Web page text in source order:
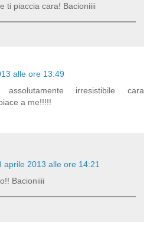
ti piaccia cara! Bacioniiii
alle ore 13:49
irresistibile cara
a me!!!!!
aprile 2013 alle ore 14:21
Bacioniiii